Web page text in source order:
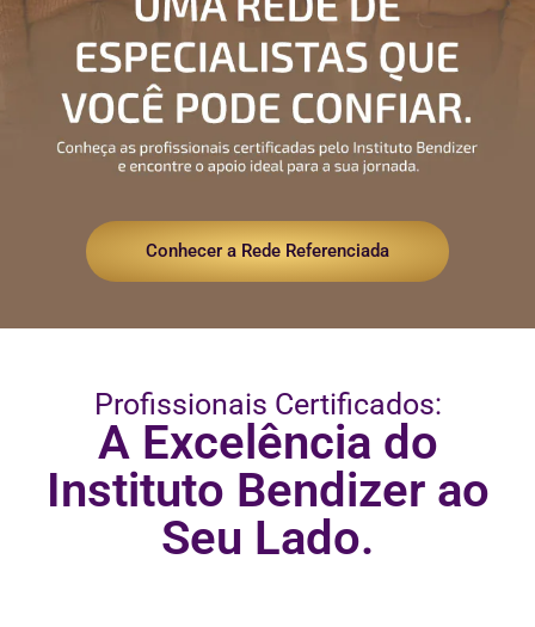
Conhecer a Rede Referenciada
Profissionais Certificados:
A Excelência do
Instituto Bendizer ao
Seu Lado.